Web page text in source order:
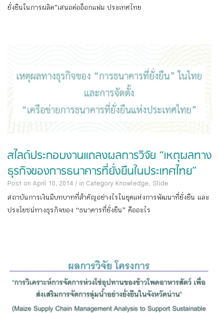
ยั่งยืนในการผลิต”เสนอต่ออ็อกแฟม ประเทศไทย
สไลด์ประกอบงานแถลงผลการวิจัย “เหตุผลทาง
ธุรกิจของการธนาคารที่ยั่งยืนในประเทศไทย”
Post on April 10, 2014 / in Category Knowledge, Slide
สถาบันการเงินมีบทบาทที่สำคัญอย่างไรในยุคแห่งการพัฒนาที่ยั่งยืน และ
ประโยชน์ทางธุรกิจของ “ธนาคารที่ยั่งยืน” คืออะไร